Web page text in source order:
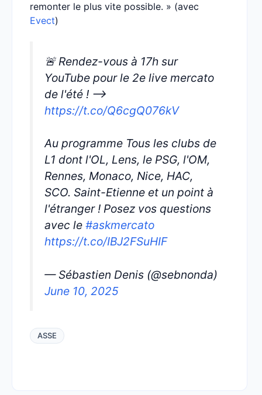
remonter le plus vite possible. » (avec
Evect)
🚨 Rendez-vous à 17h sur
YouTube pour le 2e live mercato
de l'été ! –>
https://t.co/Q6cgQ076kV
Au programme Tous les clubs de
L1 dont l'OL, Lens, le PSG, l'OM,
Rennes, Monaco, Nice, HAC,
SCO. Saint-Etienne et un point à
l'étranger ! Posez vos questions
avec le #askmercato
https://t.co/IBJ2FSuHIF
— Sébastien Denis (@sebnonda)
June 10, 2025
ASSE